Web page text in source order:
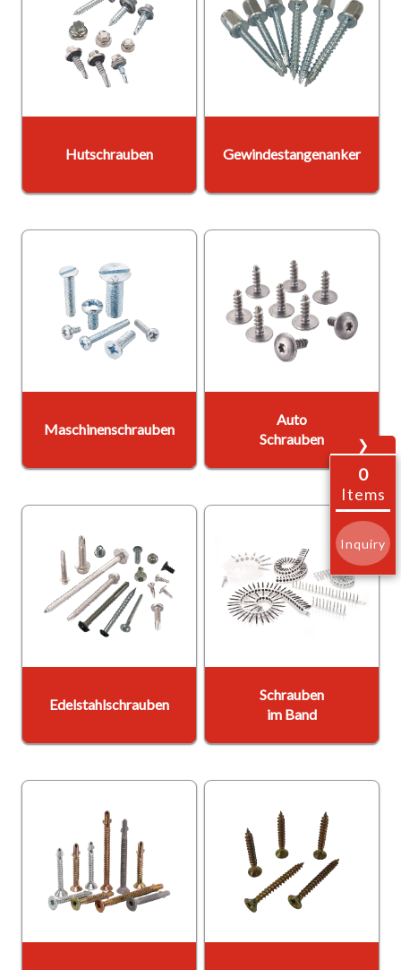
Hutschrauben Gewindestangenanker
Maschinenschrauben
Auto
Schrauben
Edelstahlschrauben
Schrauben
im Band
❯
0
Items
Inquiry